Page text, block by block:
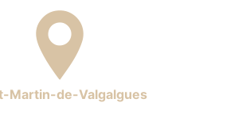
Martin-de-Valgalgues